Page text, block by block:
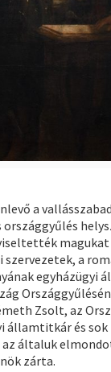
a
a
egyházügyi
Zsolt, az
államtitkár és sok
általuk
zárta.